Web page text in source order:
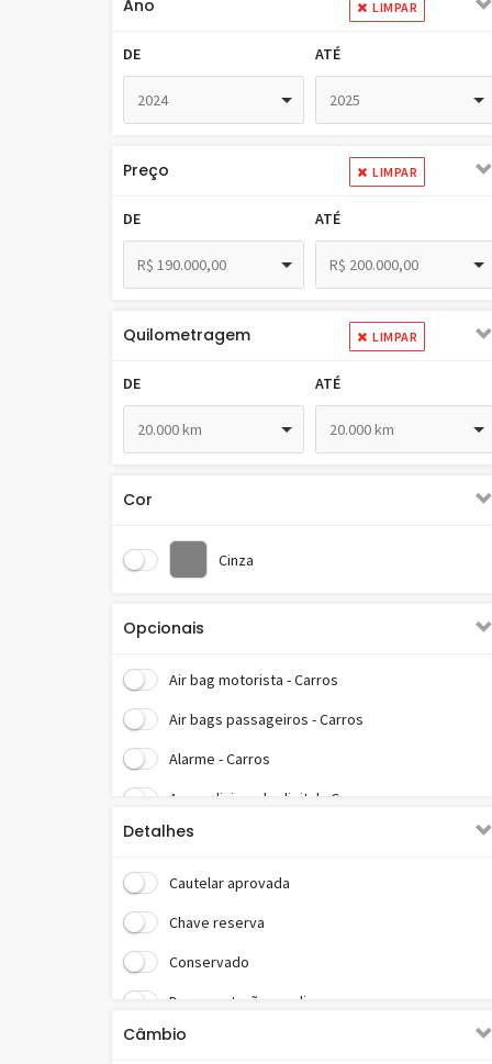
Ano LIMPAR
DE
2024
ATÉ
2025
Preço LIMPAR
DE
R$ 190.000,00
ATÉ
R$ 200.000,00
Quilometragem LIMPAR
DE
20.000 km
ATÉ
20.000 km
Cor
Cinza
Opcionais
Air bag motorista - Carros
Air bags passageiros - Carros
Alarme - Carros
Ar condicionado digital - Carros
Assistente de frenagem - Carros
Bagageiro - Carros
Banco com regulagem lombar - Carros
Bancos dianteiros c/ reg. elétrica - Carros
Bancos em couro - Carros
Bloqueio de tração - Carros
Detalhes
Cautelar aprovada
Chave reserva
Conservado
Documentação em dia
Garantia de fábrica
Câmbio